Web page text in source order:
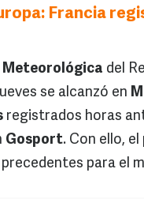
Francia
Meteorológica del
se alcanzó en
registrados horas
Gosport. Con ello,
para el